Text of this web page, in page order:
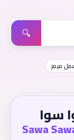
🔍
ميمز
سوا
Sawa